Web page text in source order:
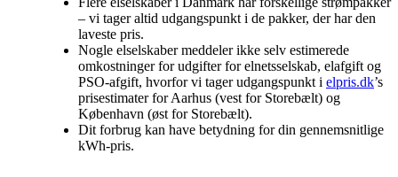
– vi tager altid udgangspunkt i de pakker, der har den
laveste pris.
Nogle elselskaber meddeler ikke selv estimerede
omkostninger for udgifter for elnetsselskab, elafgift og
PSO-afgift, hvorfor vi tager udgangspunkt i elpris.dk’s
prisestimater for Aarhus (vest for Storebælt) og
København (øst for Storebælt).
Dit forbrug kan have betydning for din gennemsnitlige
kWh-pris.